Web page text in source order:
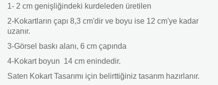
1- 2 cm genişliğindeki kurdeleden üretilen
2-Kokartların çapı 8,3 cm'dir ve boyu ise 12 cm'ye kadar
uzanır.
3-Görsel baskı alanı, 6 cm çapında
4-Kokart boyun 14 cm enindedir.
Saten Kokart Tasarımı için belirttiğiniz tasarım hazırlanır.